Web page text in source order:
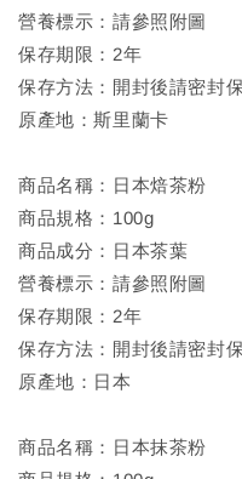
營養標示：請參照附圖
保存期限：2年
保存方法：開封後請密封
原產地：斯里蘭卡
商品名稱：日本焙茶粉
商品規格：100g
商品成分：日本茶葉
營養標示：請參照附圖
保存期限：2年
保存方法：開封後請密封
原產地：日本
商品名稱：日本抹茶粉